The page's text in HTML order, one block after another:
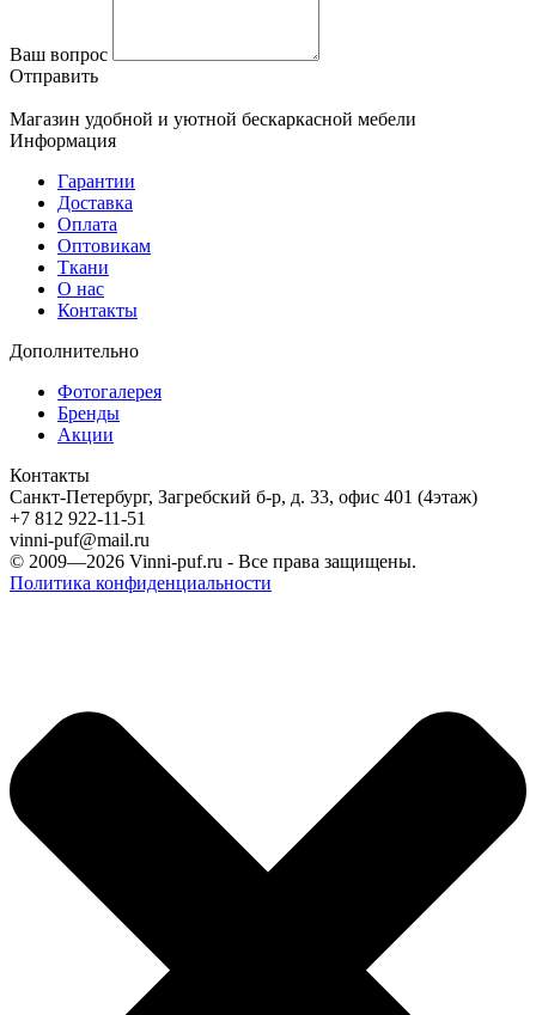
Ваш вопрос
Отправить
Магазин удобной и уютной бескаркасной мебели
Информация
Гарантии
Доставка
Оплата
Оптовикам
Ткани
О нас
Контакты
Дополнительно
Фотогалерея
Бренды
Акции
Контакты
Санкт-Петербург, Загребский б-р, д. 33, офис 401 (4этаж)
+7 812 922-11-51
vinni-puf@mail.ru
© 2009—2026 Vinni-puf.ru - Все права защищены.
Политика конфиденциальности